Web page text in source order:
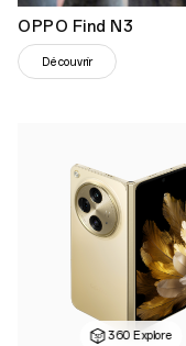
OPPO Find N3
Découvrir
360 Explore